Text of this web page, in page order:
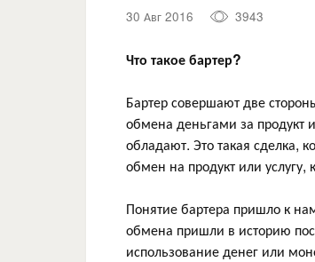
30 Авг 2016 3943
Что такое бартер?
Бартер совершают две
обмена деньгами за продукт
обладают. Это такая сделка,
обмен на продукт или услугу,
Понятие бартера пришло к
обмена пришли в историю
использование денег или